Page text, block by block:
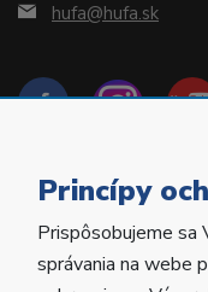
hufa@hufa.sk
Copyright ©
Princípy
Prispôsobujeme sa
správania na webe